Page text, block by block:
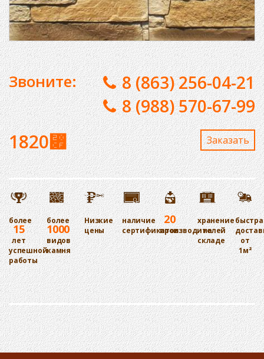
Звоните:
8 (863) 256-04-21
8 (988) 570-67-99
1820⃏ Заказaть
более
15
лет
успешной
работы
более
1000
видов
камня
Низкие
цены
наличие
сертификатов
20
производителей
хранение
на
складе
от
1м²